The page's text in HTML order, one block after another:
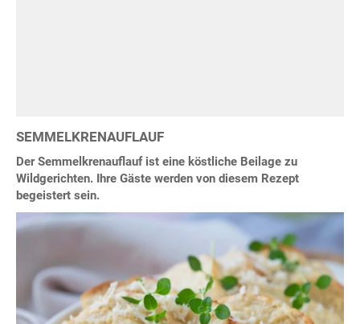
SEMMELKRENAUFLAUF
Der Semmelkrenauflauf ist eine köstliche Beilage zu
Wildgerichten. Ihre Gäste werden von diesem Rezept
begeistert sein.